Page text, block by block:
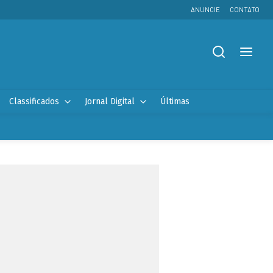
ANUNCIE CONTATO
Classificados Jornal Digital Últimas